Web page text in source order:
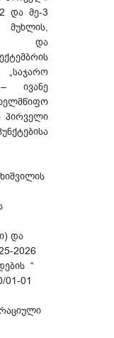
და მე-3
და
ივანე
პირველი
და
2026
“
01-01